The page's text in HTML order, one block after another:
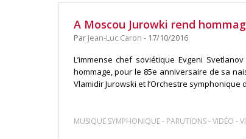
A Moscou Jurowki rend
Par Jean-Luc Caron - 17/10/2016
L’immense chef soviétique Evgeni
hommage, pour le 85e anniversaire de sa
Vlamidir Jurowski et l’Orchestre symphonique
MUSIQUE SYMPHONIQUE- PARUTIONS-VIDÉO -